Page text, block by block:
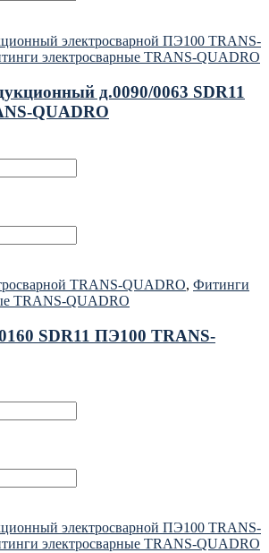
электросварной ПЭ100 TRANS-
электросварные TRANS-QUADRO
д.0090/0063 SDR11
QUADRO
TRANS-QUADRO, Фитинги
TRANS-QUADRO
SDR11 ПЭ100 TRANS-
электросварной ПЭ100 TRANS-
электросварные TRANS-QUADRO